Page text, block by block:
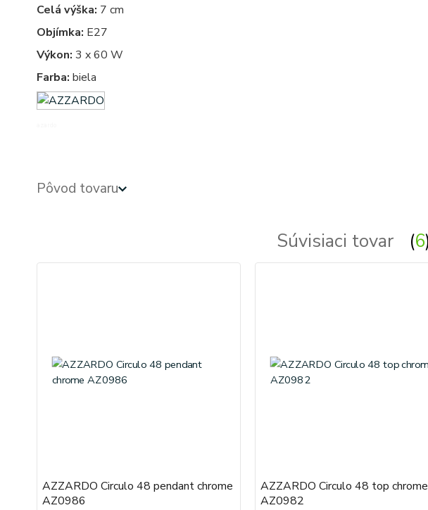
Celá výška: 7 cm
Objímka: E27
Výkon: 3 x 60 W
Farba: biela
Pôvod tovaru
Súvisiaci tovar 6
AZZARDO Circulo 48 pendant chrome
AZ0986
AZZARDO Circulo 48 top chrome
AZ0982